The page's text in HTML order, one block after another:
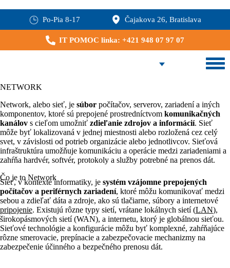
Čajakova 26, Bratislava
Po-Pia 8-17
IT POMOC linka: +421 948 07 97 07
NETWORK
Network, alebo sieť, je súbor počítačov, serverov, zariadení a iných
komponentov, ktoré sú prepojené prostredníctvom komunikačných
kanálov s cieľom umožniť zdieľanie zdrojov a informácií. Sieť
môže byť lokalizovaná v jednej miestnosti alebo rozložená cez celý
svet, v závislosti od potrieb organizácie alebo jednotlivcov. Sieťová
infraštruktúra umožňuje komunikáciu a operácie medzi zariadeniami a
zahŕňa hardvér, softvér, protokoly a služby potrebné na prenos dát.
Čo je to Network
Sieť, v kontexte informatiky, je systém vzájomne prepojených
počítačov a periférnych zariadení, ktoré môžu komunikovať medzi
sebou a zdieľať dáta a zdroje, ako sú tlačiarne, súbory a internetové
pripojenie. Existujú rôzne typy sietí, vrátane lokálnych sietí (LAN),
širokopásmových sietí (WAN), a internetu, ktorý je globálnou sieťou.
Sieťové technológie a konfigurácie môžu byť komplexné, zahŕňajúce
rôzne smerovacie, prepínacie a zabezpečovacie mechanizmy na
zabezpečenie účinného a bezpečného prenosu dát.